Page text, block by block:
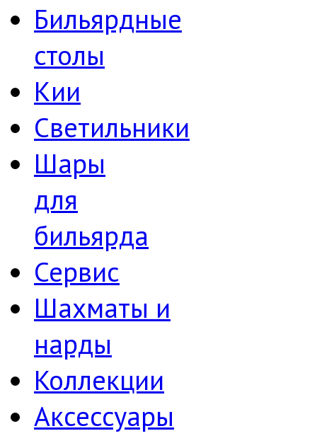
Бильярдные
столы
Кии
Светильники
Шары
для
бильярда
Сервис
Шахматы и
нарды
Коллекции
Аксессуары